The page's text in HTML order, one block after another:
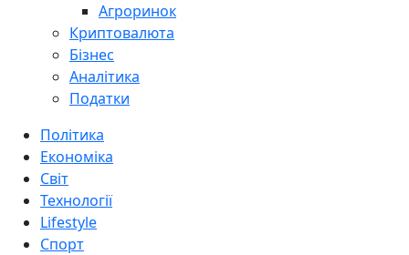
Агроринок
Криптовалюта
Бізнес
Аналітика
Податки
Політика
Економіка
Світ
Технології
Lifestyle
Спорт